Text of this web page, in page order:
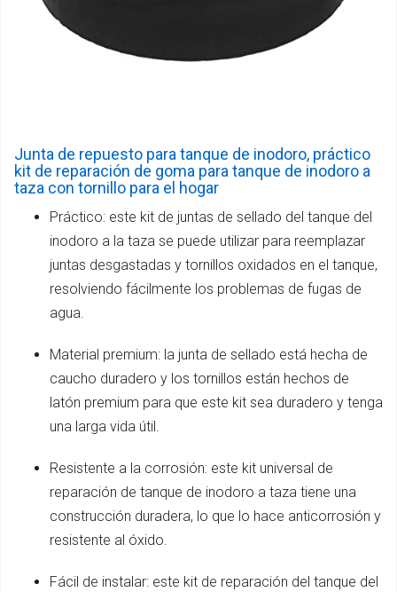
Junta de repuesto para tanque de inodoro, práctico
kit de reparación de goma para tanque de inodoro a
taza con tornillo para el hogar
Práctico: este kit de juntas de sellado del tanque del
inodoro a la taza se puede utilizar para reemplazar
juntas desgastadas y tornillos oxidados en el tanque,
resolviendo fácilmente los problemas de fugas de
agua.
Material premium: la junta de sellado está hecha de
caucho duradero y los tornillos están hechos de
latón premium para que este kit sea duradero y tenga
una larga vida útil.
Resistente a la corrosión: este kit universal de
reparación de tanque de inodoro a taza tiene una
construcción duradera, lo que lo hace anticorrosión y
resistente al óxido.
Fácil de instalar: este kit de reparación del tanque del